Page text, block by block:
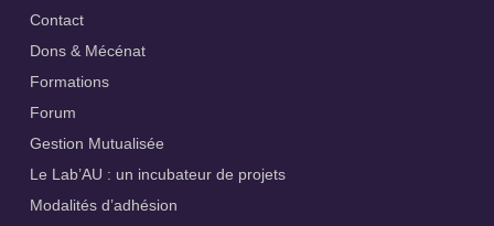
Contact
Dons & Mécénat
Formations
Forum
Gestion Mutualisée
Le Lab’AU : un incubateur de projets
Modalités d’adhésion